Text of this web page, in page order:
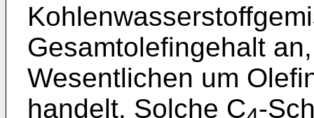
Gesamtolefingehalt
Wesentlichen um
handelt. Solche C -